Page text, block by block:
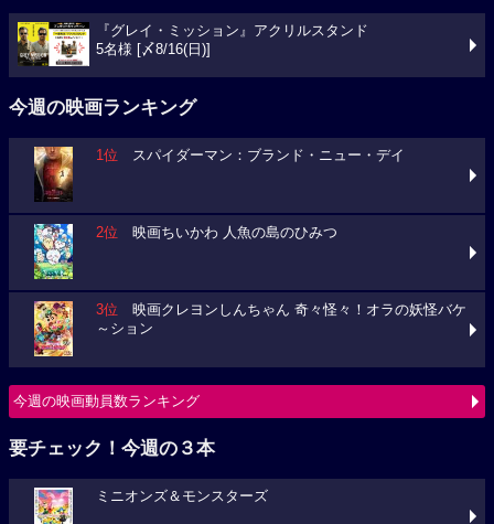
『グレイ・ミッション』アクリルスタンド
5名様 [〆8/16(日)]
今週の映画ランキング
1位 スパイダーマン：ブランド・ニュー・デイ
2位 映画ちいかわ 人魚の島のひみつ
3位 映画クレヨンしんちゃん 奇々怪々！オラの妖怪バケ
～ション
今週の映画動員数ランキング
要チェック！今週の３本
ミニオンズ＆モンスターズ